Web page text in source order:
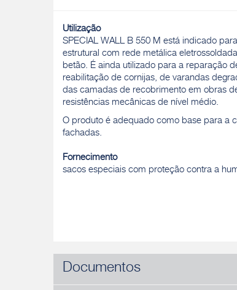
Utilização
SPECIAL WALL B 550 M está indicado
estrutural com rede metálica
betão. É ainda utilizado para a reparação
reabilitação de cornijas, de varandas
das camadas de recobrimento em obras
resistências mecânicas de nível médio.
O produto é adequado como base para a
fachadas.
Fornecimento
sacos especiais com proteção contra a
Documentos